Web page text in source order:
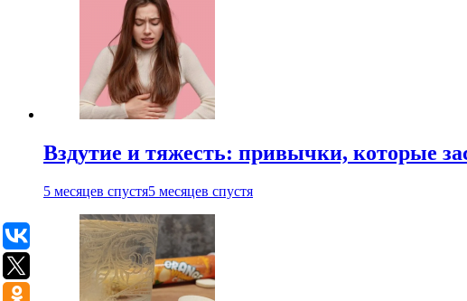
Вздутие и тяжесть: привычки, которые
5 месяцев спустя5 месяцев спустя